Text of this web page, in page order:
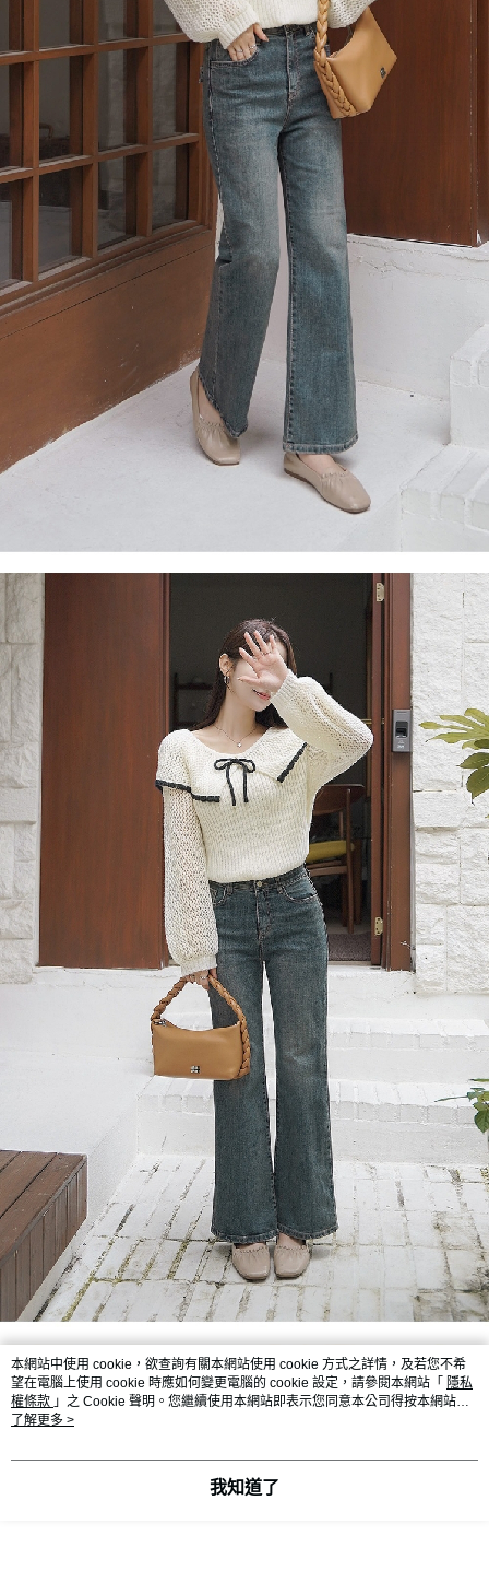
本網站中使用 cookie，欲查詢有關本網站使用 cookie 方式之詳情，及若您不希
望在電腦上使用 cookie 時應如何變更電腦的 cookie 設定，請參閱本網站「 隱私
權條款 」之 Cookie 聲明。您繼續使用本網站即表示您同意本公司得按本網站使
用條款之 Cookie 聲明使用 cookie。
了解更多 >
我知道了